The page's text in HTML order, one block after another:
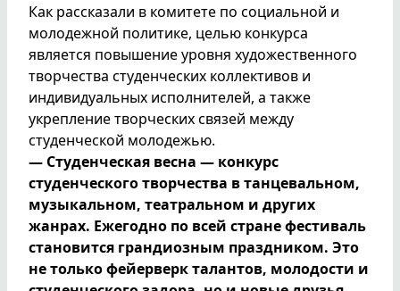
Как рассказали в комитете по социальной и
молодежной политике, целью конкурса
является повышение уровня художественного
творчества студенческих коллективов и
индивидуальных исполнителей, а также
укрепление творческих связей между
студенческой молодежью.
— Студенческая весна — конкурс
студенческого творчества в танцевальном,
музыкальном, театральном и других
жанрах. Ежегодно по всей стране фестиваль
становится грандиозным праздником. Это
не только фейерверк талантов, молодости и